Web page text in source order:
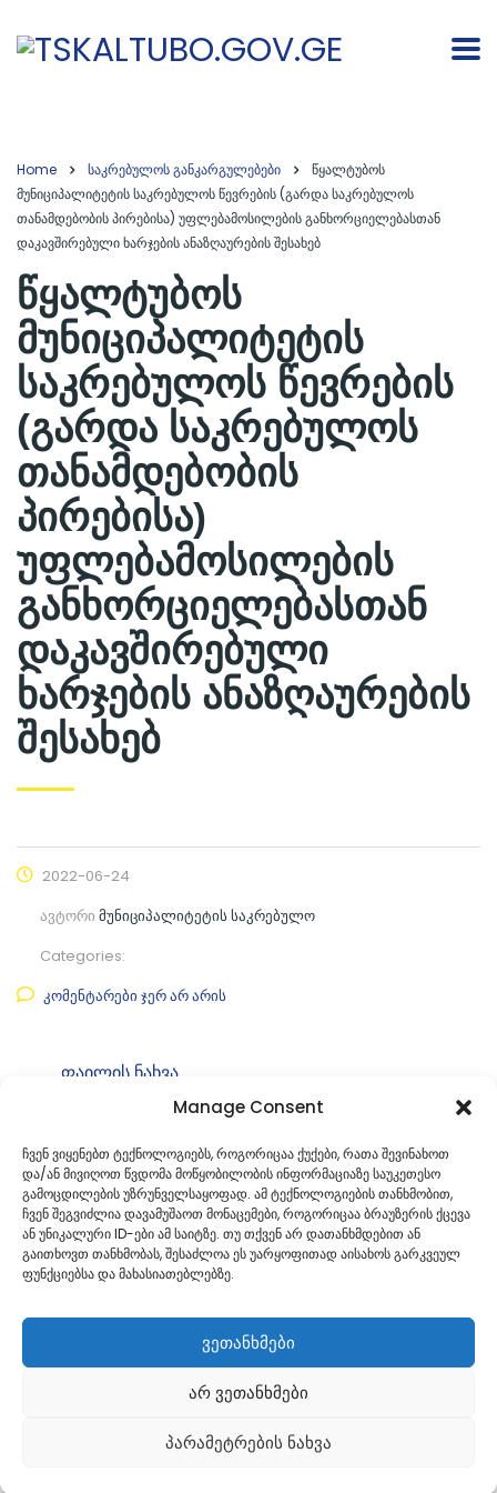
Manage Consent
ჩვენ ვიყენებთ ტექნოლოგიებს, როგორიცაა ქუქები, რათა შევინახოთ
და/ან მივიღოთ წვდომა მოწყობილობის ინფორმაციაზე საუკეთესო
გამოცდილების უზრუნველსაყოფად. ამ ტექნოლოგიების თანხმობით,
ჩვენ შეგვიძლია დავამუშაოთ მონაცემები, როგორიცაა ბრაუზერის ქცევა
ან უნიკალური ID-ები ამ საიტზე. თუ თქვენ არ დათანხმდებით ან
გაითხოვთ თანხმობას, შესაძლოა ეს უარყოფითად აისახოს გარკვეულ
ფუნქციებსა და მახასიათებლებზე.
ვეთანხმები
არ ვეთანხმები
პარამეტრების ნახვა
Home საკრებულოს განკარგულებები
წყალტუბოს
მუნიციპალიტეტის საკრებულოს წევრების (გარდა საკრებულოს
თანამდებობის პირებისა) უფლებამოსილების განხორციელებასთან
დაკავშირებული ხარჯების ანაზღაურების შესახებ
წყალტუბოს
მუნიციპალიტეტის
საკრებულოს წევრების
(გარდა საკრებულოს
თანამდებობის
პირებისა)
უფლებამოსილების
განხორციელებასთან
დაკავშირებული
ხარჯების ანაზღაურების
შესახებ
2022-06-24
ავტორი მუნიციპალიტეტის საკრებულო
Categories:
კომენტარები ჯერ არ არის
ფაილის ნახვა
კატეგორიასაკრებულოს განკარგულებები
ID:გ-49.49221753